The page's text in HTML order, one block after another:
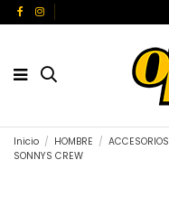
Inicio HOMBRE ACCESORIOS
SONNYS CREW